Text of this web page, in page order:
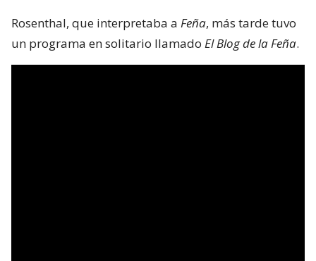
Rosenthal, que interpretaba a Feña, más tarde tuvo
un programa en solitario llamado El Blog de la Feña.